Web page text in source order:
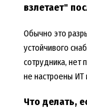
взлетает"
Обычно это
устойчивого
сотрудника, нет
не настроены
Что делать,